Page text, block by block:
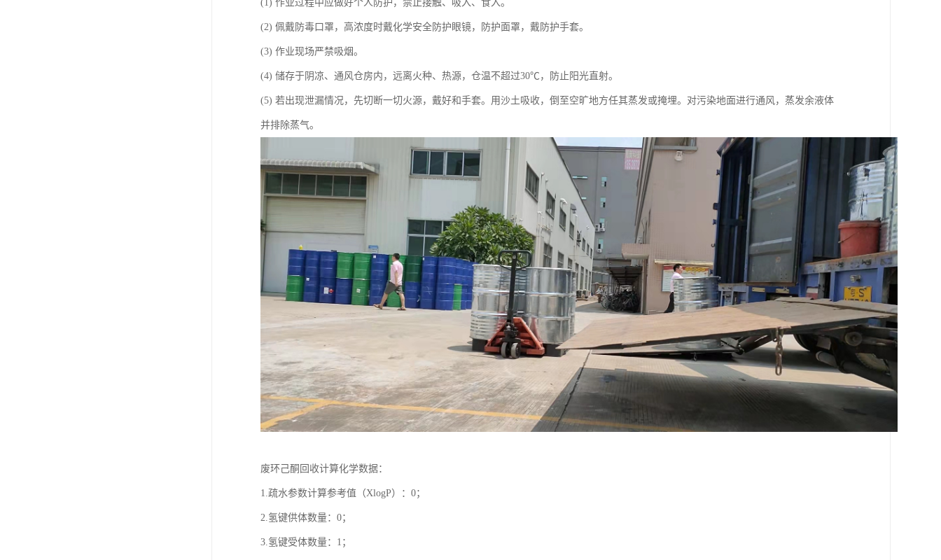
(1) 作业过程中应做好个人防护，禁止接触、吸入、食入。
(2) 佩戴防毒口罩，高浓度时戴化学安全防护眼镜，防护面罩，戴防护手套。
(3) 作业现场严禁吸烟。
(4) 储存于阴凉、通风仓房内，远离火种、热源，仓温不超过30℃，防止阳光直射。
(5) 若出现泄漏情况，先切断一切火源，戴好和手套。用沙土吸收，倒至空旷地方任其蒸发或掩埋。对污染地面进行通风，蒸发余液体
并排除蒸气。
废环己酮回收计算化学数据：
1.疏水参数计算参考值（XlogP）：0；
2.氢键供体数量：0；
3.氢键受体数量：1；